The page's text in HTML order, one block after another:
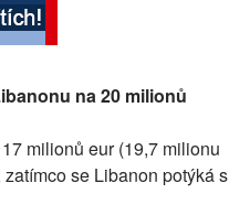
na 20 milionů
milionů eur (19,7 milionu
se Libanon potýká s